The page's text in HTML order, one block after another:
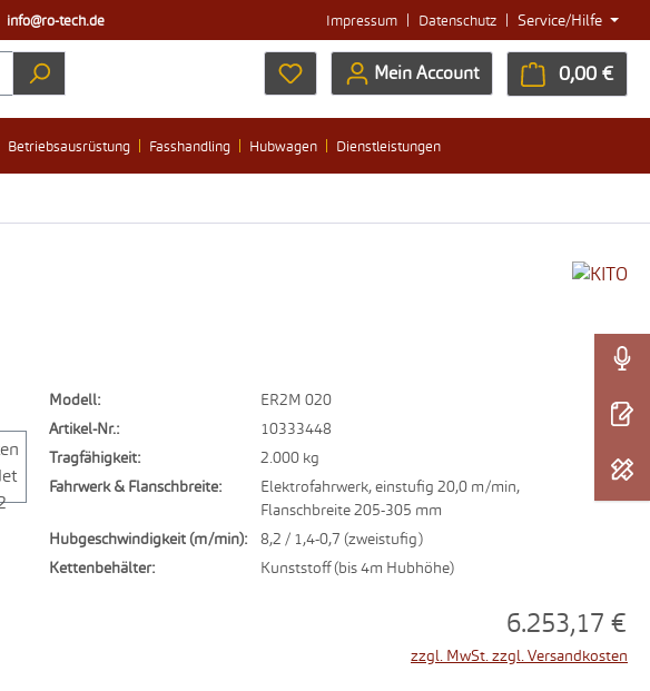
info@ro-tech.de Impressum | Datenschutz | Service/Hilfe
Du hast 0 Produkte auf dem Merkzettel
Mein Account 0,00 €
Betriebsausrüstung Fasshandling Hubwagen Dienstleistungen
Modell:
ER2M 020
Artikel-Nr.:
10333448
Tragfähigkeit:
2.000 kg
Fahrwerk & Flanschbreite:
Elektrofahrwerk, einstufig 20,0 m/min,
Flanschbreite 205-305 mm
Hubgeschwindigkeit (m/min):
8,2 / 1,4-0,7 (zweistufig)
Kettenbehälter:
Kunststoff (bis 4m Hubhöhe)
6.253,17 €
zzgl. MwSt. zzgl. Versandkosten